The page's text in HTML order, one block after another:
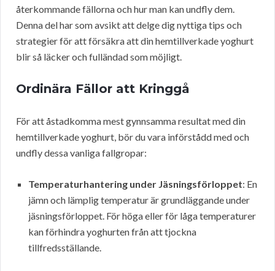
återkommande fällorna och hur man kan undfly dem.
Denna del har som avsikt att delge dig nyttiga tips och
strategier för att försäkra att din hemtillverkade yoghurt
blir så läcker och fulländad som möjligt.
Ordinära Fällor att Kringgå
För att åstadkomma mest gynnsamma resultat med din
hemtillverkade yoghurt, bör du vara införstådd med och
undfly dessa vanliga fallgropar:
Temperaturhantering under Jäsningsförloppet: En
jämn och lämplig temperatur är grundläggande under
jäsningsförloppet. För höga eller för låga temperaturer
kan förhindra yoghurten från att tjockna
tillfredsställande.